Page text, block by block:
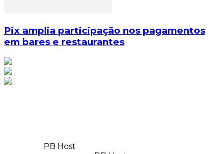
Pix amplia participação nos pagamentos
em bares e restaurantes
PB Host